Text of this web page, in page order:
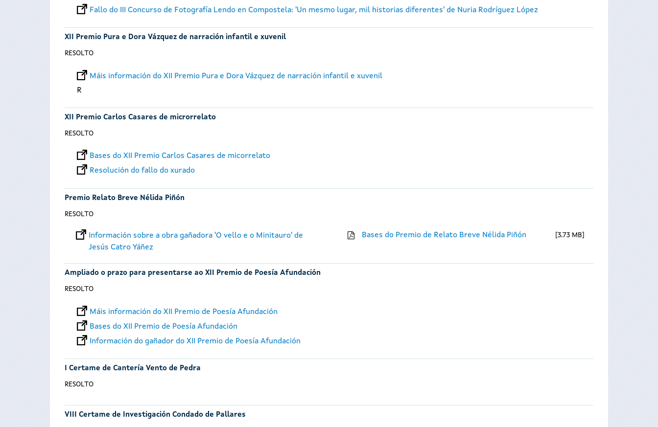
Fallo do III Concurso de Fotografía Lendo en Compostela: 'Un mesmo lugar, mil historias diferentes' de Nuria Rodríguez López
XII Premio Pura e Dora Vázquez de narración infantil e xuvenil
RESOLTO
Máis información do XII Premio Pura e Dora Vázquez de narración infantil e xuvenil
R
XII Premio Carlos Casares de microrrelato
RESOLTO
Bases do XII Premio Carlos Casares de micorrelato
Resolución do fallo do xurado
Premio Relato Breve Nélida Piñón
RESOLTO
Información sobre a obra gañadora 'O vello e o Minitauro' de
Jesús Catro Yáñez
Bases do Premio de Relato Breve Nélida Piñón 3.73 MB
Ampliado o prazo para presentarse ao XII Premio de Poesía Afundación
RESOLTO
Máis información do XII Premio de Poesía Afundación
Bases do XII Premio de Poesía Afundación
Información do gañador do XII Premio de Poesía Afundación
I Certame de Cantería Vento de Pedra
RESOLTO
VIII Certame de Investigación Condado de Pallares